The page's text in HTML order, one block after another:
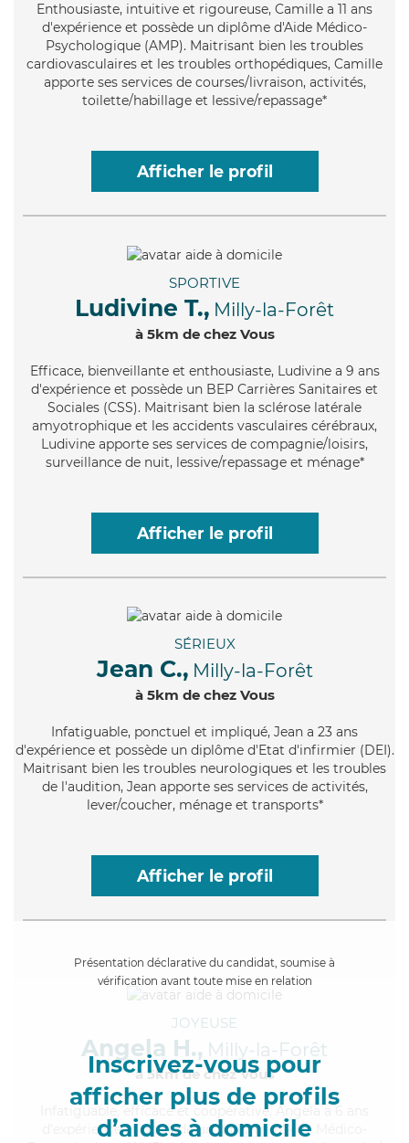
Enthousiaste, intuitive et rigoureuse, Camille a 11 ans
d'expérience et possède un diplôme d'Aide Médico-
Psychologique (AMP). Maitrisant bien les troubles
cardiovasculaires et les troubles orthopédiques, Camille
apporte ses services de courses/livraison, activités,
toilette/habillage et lessive/repassage*
Afficher le profil
SPORTIVE
Ludivine T., Milly-la-Forêt
à 5km de chez Vous
Efficace, bienveillante et enthousiaste, Ludivine a 9 ans
d'expérience et possède un BEP Carrières Sanitaires et
Sociales (CSS). Maitrisant bien la sclérose latérale
amyotrophique et les accidents vasculaires cérébraux,
Ludivine apporte ses services de compagnie/loisirs,
surveillance de nuit, lessive/repassage et ménage*
Afficher le profil
SÉRIEUX
Jean C., Milly-la-Forêt
à 5km de chez Vous
Infatiguable, ponctuel et impliqué, Jean a 23 ans
d'expérience et possède un diplôme d'Etat d'infirmier (DEI).
Maitrisant bien les troubles neurologiques et les troubles
de l'audition, Jean apporte ses services de activités,
lever/coucher, ménage et transports*
Afficher le profil
Présentation déclarative du candidat, soumise à
vérification avant toute mise en relation
Inscrivez-vous pour
afficher plus de profils
d’aides à domicile
JOYEUSE
Angela H., Milly-la-Forêt
à 5km de chez Vous
, efficace et coopérative, Angela a 6 ans
d'expérience et possède un diplôme d'Aide Médico-